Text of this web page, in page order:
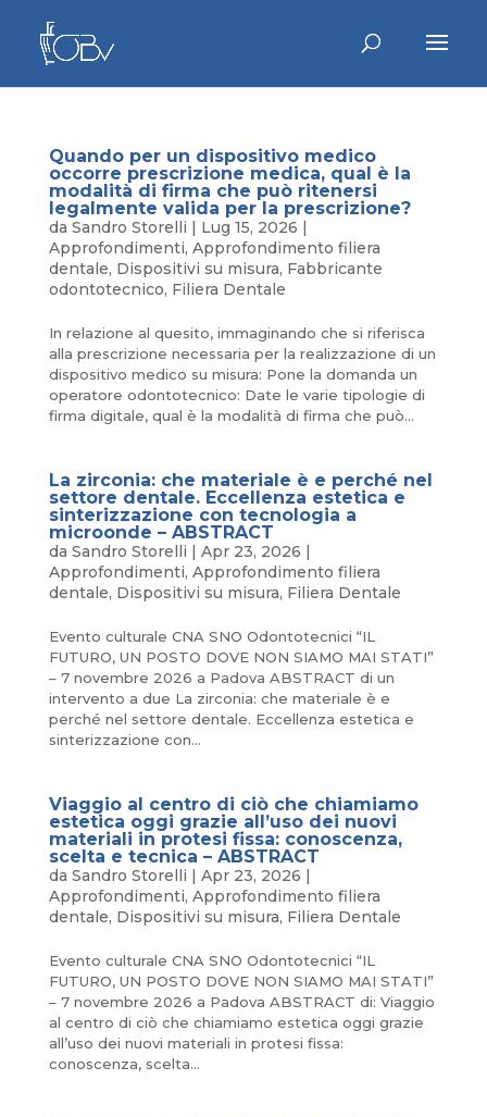
Quando per un dispositivo medico
occorre prescrizione medica, qual è la
modalità di firma che può ritenersi
legalmente valida per la prescrizione?
da Sandro Storelli | Lug 15, 2026 |
Approfondimenti, Approfondimento filiera
dentale, Dispositivi su misura, Fabbricante
odontotecnico, Filiera Dentale
In relazione al quesito, immaginando che si riferisca
alla prescrizione necessaria per la realizzazione di un
dispositivo medico su misura: Pone la domanda un
operatore odontotecnico: Date le varie tipologie di
firma digitale, qual è la modalità di firma che può...
La zirconia: che materiale è e perché nel
settore dentale. Eccellenza estetica e
sinterizzazione con tecnologia a
microonde – ABSTRACT
da Sandro Storelli | Apr 23, 2026 |
Approfondimenti, Approfondimento filiera
dentale, Dispositivi su misura, Filiera Dentale
Evento culturale CNA SNO Odontotecnici “IL
FUTURO, UN POSTO DOVE NON SIAMO MAI STATI”
– 7 novembre 2026 a Padova ABSTRACT di un
intervento a due La zirconia: che materiale è e
perché nel settore dentale. Eccellenza estetica e
sinterizzazione con...
Viaggio al centro di ciò che chiamiamo
estetica oggi grazie all’uso dei nuovi
materiali in protesi fissa: conoscenza,
scelta e tecnica – ABSTRACT
da Sandro Storelli | Apr 23, 2026 |
Approfondimenti, Approfondimento filiera
dentale, Dispositivi su misura, Filiera Dentale
Evento culturale CNA SNO Odontotecnici “IL
FUTURO, UN POSTO DOVE NON SIAMO MAI STATI”
– 7 novembre 2026 a Padova ABSTRACT di: Viaggio
al centro di ciò che chiamiamo estetica oggi grazie
all’uso dei nuovi materiali in protesi fissa:
conoscenza, scelta...